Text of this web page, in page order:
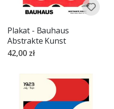
Plakat - Bauhaus
Abstrakte Kunst
42,00 zł